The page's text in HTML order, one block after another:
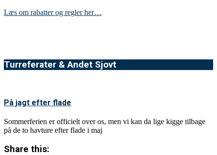
Læs om rabatter og regler her…
Turreferater & Andet Sjovt
På jagt efter flade
Sommerferien er officielt over os, men vi kan da lige kigge tilbage
på de to havture efter flade i maj
Share this: